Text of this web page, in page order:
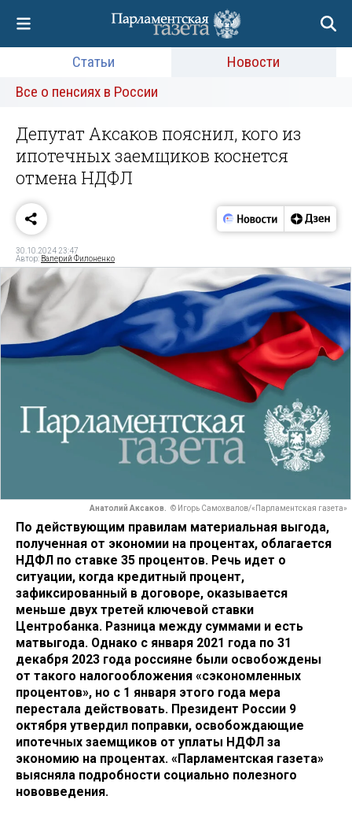
Статьи
Новости
Все о пенсиях в России
Депутат Аксаков пояснил, кого из
ипотечных заемщиков коснется
отмена НДФЛ
30.10.2024 23:47
Автор: Валерий Филоненко
Анатолий Аксаков. © Игорь Самохвалов/«Парламентская газета»
По действующим правилам материальная выгода,
полученная от экономии на процентах, облагается
НДФЛ по ставке 35 процентов. Речь идет о
ситуации, когда кредитный процент,
зафиксированный в договоре, оказывается
меньше двух третей ключевой ставки
Центробанка. Разница между суммами и есть
матвыгода. Однако с января 2021 года по 31
декабря 2023 года россияне были освобождены
от такого налогообложения «сэкономленных
процентов», но с 1 января этого года мера
перестала действовать. Президент России 9
октября утвердил поправки, освобождающие
ипотечных заемщиков от уплаты НДФЛ за
экономию на процентах. «Парламентская газета»
выясняла подробности социально полезного
нововведения.